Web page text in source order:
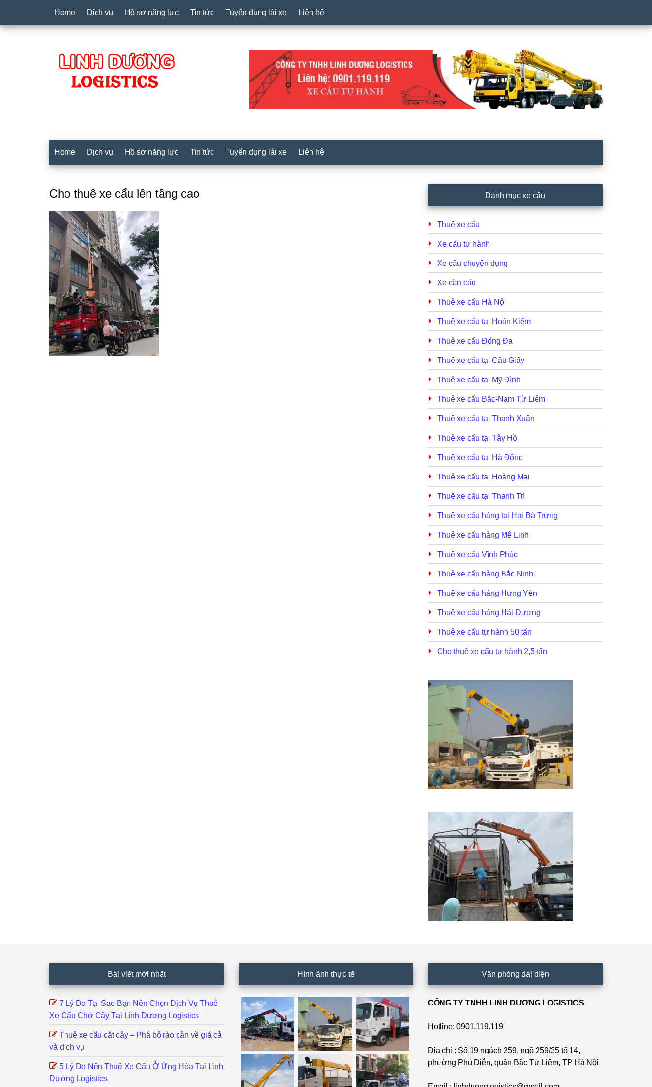
Home Dịch vụ Hồ sơ năng lực Tin tức Tuyển dụng lái xe Liên hệ
Home Dịch vụ Hồ sơ năng lực Tin tức Tuyển dụng lái xe Liên hệ
Cho thuê xe cẩu lên tầng cao
Sidebar
Danh mục xe cẩu
Thuê xe cẩu
Xe cẩu tự hành
Xe cẩu chuyên dụng
Xe cần cẩu
Thuê xe cẩu Hà Nội
Thuê xe cẩu tại Hoàn Kiếm
Thuê xe cẩu Đống Đa
Thuê xe cẩu tại Cầu Giấy
Thuê xe cẩu tại Mỹ Đình
Thuê xe cẩu Bắc-Nam Từ Liêm
Thuê xe cẩu tại Thanh Xuân
Thuê xe cẩu tại Tây Hồ
Thuê xe cẩu tại Hà Đông
Thuê xe cẩu tại Hoàng Mai
Thuê xe cẩu tại Thanh Trì
Thuê xe cẩu hàng tại Hai Bà Trưng
Thuê xe cẩu hàng Mê Linh
Thuê xe cẩu Vĩnh Phúc
Thuê xe cẩu hàng Bắc Ninh
Thuê xe cẩu hàng Hưng Yên
Thuê xe cẩu hàng Hải Dương
Thuê xe cẩu tự hành 50 tấn
Cho thuê xe cẩu tự hành 2,5 tấn
Bài viết mới nhất
7 Lý Do Tại Sao Bạn Nên Chọn Dịch Vụ Thuê
Xe Cẩu Chở Cây Tại Linh Dương Logistics
Thuê xe cẩu cắt cây – Phá bỏ rào cản về giá cả
và dịch vụ
5 Lý Do Nên Thuê Xe Cẩu Ở Ứng Hòa Tại Linh
Dương Logistics
Hình ảnh thực tế Văn phòng đại diện
CÔNG TY TNHH LINH DƯƠNG LOGISTICS
Hotline: 0901.119.119
Địa chỉ : Số 19 ngách 259, ngõ 259/35 tổ 14,
phường Phú Diễn, quận Bắc Từ Liêm, TP Hà Nội